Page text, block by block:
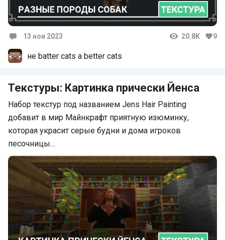
13 ноя 2023 20.8K 9
не batter cats а better cats
Текстуры: Картинка прически Йенса
Набор текстур под названием Jens Hair Painting
добавит в мир Майнкрафт приятную изюминку,
которая украсит серые будни и дома игроков
песочницы…